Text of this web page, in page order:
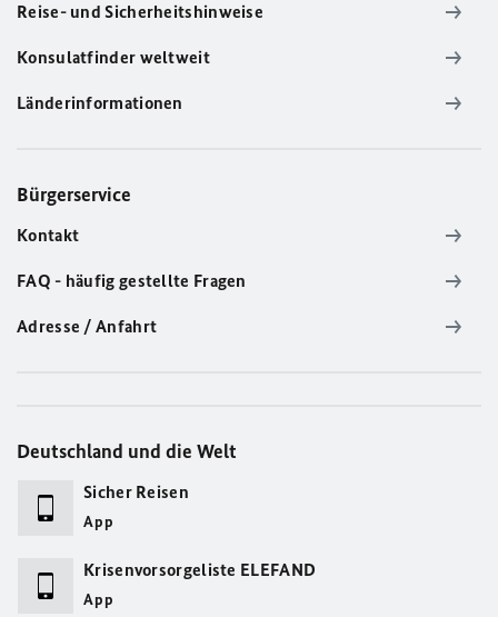
Reise- und Sicherheitshinweise
Konsulatfinder weltweit
Länderinformationen
Bürgerservice
Kontakt
FAQ - häufig gestellte Fragen
Adresse / Anfahrt
Deutschland und die Welt
Sicher Reisen
App
Krisenvorsorgeliste ELEFAND
App